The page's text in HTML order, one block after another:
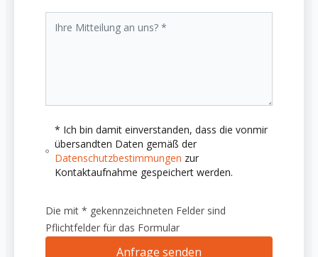
* Ich bin damit einverstanden, dass die vonmir
übersandten Daten gemäß der
Datenschutzbestimmungen zur
Kontaktaufnahme gespeichert werden.
Die mit * gekennzeichneten Felder sind
Pflichtfelder für das Formular
Anfrage senden